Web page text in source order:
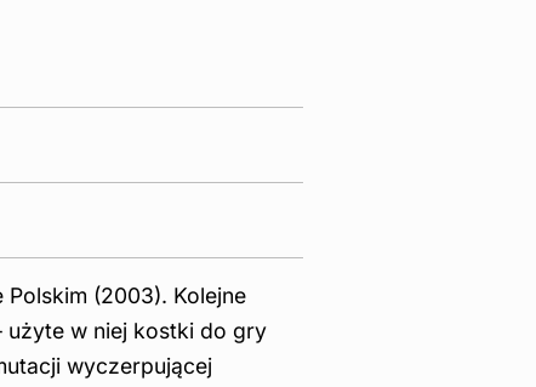
Polskim (2003). Kolejne
użyte w niej kostki do gry
wyczerpującej